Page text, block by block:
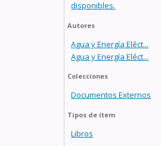
disponibles.
Autores
Agua y Energía Eléct...
Agua y Energía Eléct...
Colecciones
Documentos Externos
Tipos de ítem
Libros